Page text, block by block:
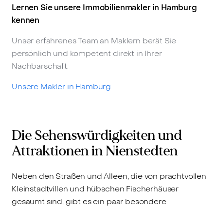
Lernen Sie unsere Immobilienmakler in Hamburg
kennen
Unser erfahrenes Team an Maklern berät Sie
persönlich und kompetent direkt in Ihrer
Nachbarschaft.
Unsere Makler in Hamburg
Die Sehenswürdigkeiten und
Attraktionen in Nienstedten
Neben den Straßen und Alleen, die von prachtvollen
Kleinstadtvillen und hübschen Fischerhäuser
gesäumt sind, gibt es ein paar besondere